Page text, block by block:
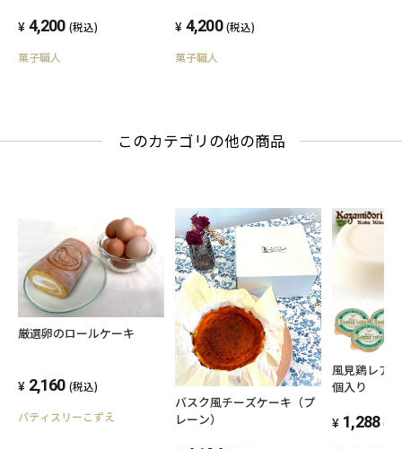
4,200 (税込)
菓子職人
4,200 (税込)
菓子職人
このカテゴリの他の商品
厳選卵のロールケーキ
2,160 (税込)
パティスリーこずえ
バスク風チーズケーキ（プ
レーン）
風見鶏レア
個入り
1,288 (税